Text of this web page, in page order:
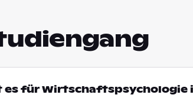
es für Wirtschaftspsychologie